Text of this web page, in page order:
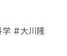
学 #大川隆